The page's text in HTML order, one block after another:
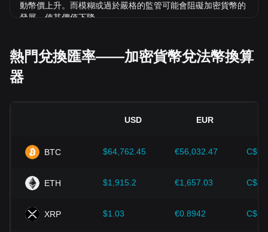
動幣價上升。而模糊或過於嚴格的監管可能會阻礙加密貨幣的
發展，使其價值下降。
經濟成長等關鍵指標）對法幣價值起決定性作用，間接影響
DOGE/PAB 的匯率。例如：高通膨可能削弱市場對法幣的信
任，促使投資者尋求比特幣等加密資產作為避險工具，進而推
高其價格。
性的提升，都為比特幣等加密貨幣的價值成長提供了強而有力
投資者需深入了解這些因素，以避免做出錯誤決策。在綜合考
來趨勢，並根據市場變化及時調整投資策略。
熱門兌換匯率——加密貨幣兌法幣換算
器
USD EUR
BTC $64,762.45 €56,032.47
ETH $1,915.2 €1,657.03
XRP $1.03 €0.8942